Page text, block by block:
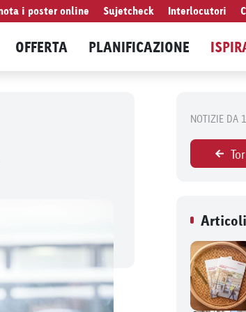
i poster online Sujetcheck Interlocutori
OFFERTA PLANIFICAZIONE
NOTIZIE DA